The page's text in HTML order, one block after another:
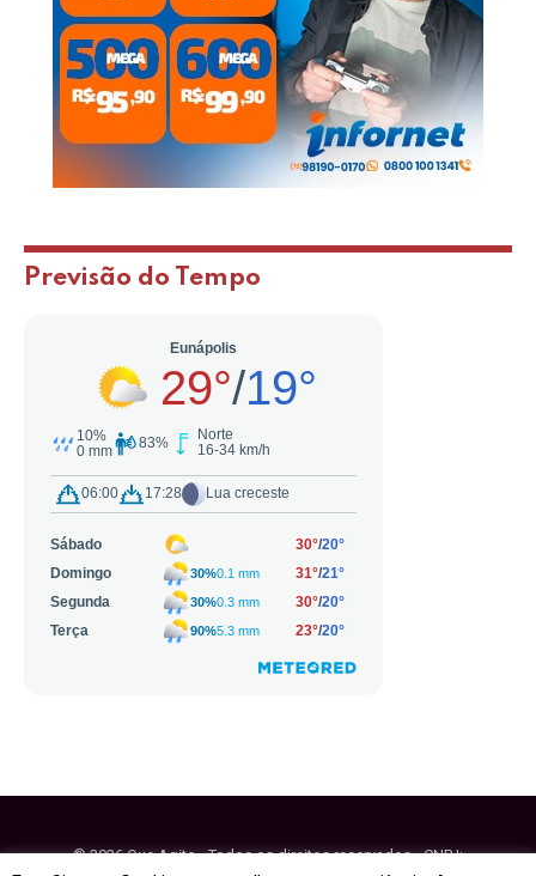
Previsão do Tempo
© 2026 Que Agito - Todos os direitos reservados - CNPJ: